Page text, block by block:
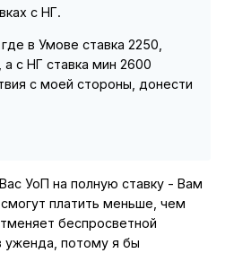
с НГ.
в Умове ставка 2250,
с НГ ставка мин 2600
с моей стороны, донести
УоП на полную ставку - Вам
платить меньше, чем
беспросветной
уженда, потому я бы